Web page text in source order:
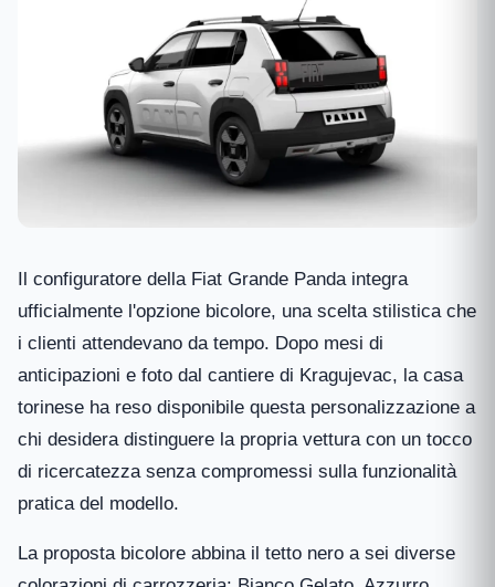
Il configuratore della Fiat Grande Panda integra
ufficialmente l'opzione bicolore, una scelta stilistica che
i clienti attendevano da tempo. Dopo mesi di
anticipazioni e foto dal cantiere di Kragujevac, la casa
torinese ha reso disponibile questa personalizzazione a
chi desidera distinguere la propria vettura con un tocco
di ricercatezza senza compromessi sulla funzionalità
pratica del modello.
La proposta bicolore abbina il tetto nero a sei diverse